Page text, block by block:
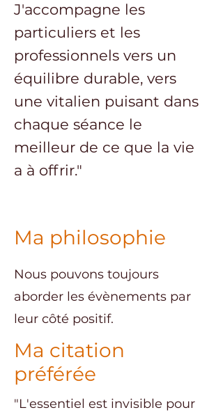
J'accompagne les
particuliers et les
professionnels vers un
équilibre durable, vers
une vitalien puisant dans
chaque séance le
meilleur de ce que la vie
a à offrir."
Ma philosophie
Nous pouvons toujours
aborder les évènements par
leur côté positif.
Ma citation
préférée
"L'essentiel est invisible pour